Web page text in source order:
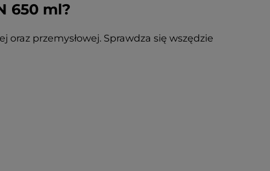
650 ml?
przemysłowej. Sprawdza się wszędzie